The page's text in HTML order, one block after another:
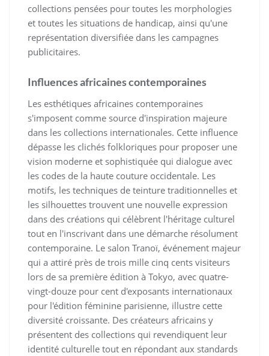
collections pensées pour toutes les morphologies
et toutes les situations de handicap, ainsi qu'une
représentation diversifiée dans les campagnes
publicitaires.
Influences africaines contemporaines
Les esthétiques africaines contemporaines
s'imposent comme source d'inspiration majeure
dans les collections internationales. Cette influence
dépasse les clichés folkloriques pour proposer une
vision moderne et sophistiquée qui dialogue avec
les codes de la haute couture occidentale. Les
motifs, les techniques de teinture traditionnelles et
les silhouettes trouvent une nouvelle expression
dans des créations qui célèbrent l'héritage culturel
tout en l'inscrivant dans une démarche résolument
contemporaine. Le salon Tranoï, événement majeur
qui a attiré près de trois mille cinq cents visiteurs
lors de sa première édition à Tokyo, avec quatre-
vingt-douze pour cent d'exposants internationaux
pour l'édition féminine parisienne, illustre cette
diversité croissante. Des créateurs africains y
présentent des collections qui revendiquent leur
identité culturelle tout en répondant aux standards